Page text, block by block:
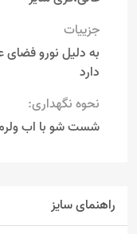
جزییات
دارد
نحوه نگهداری:
شست شو با اب
راهنمای سایز